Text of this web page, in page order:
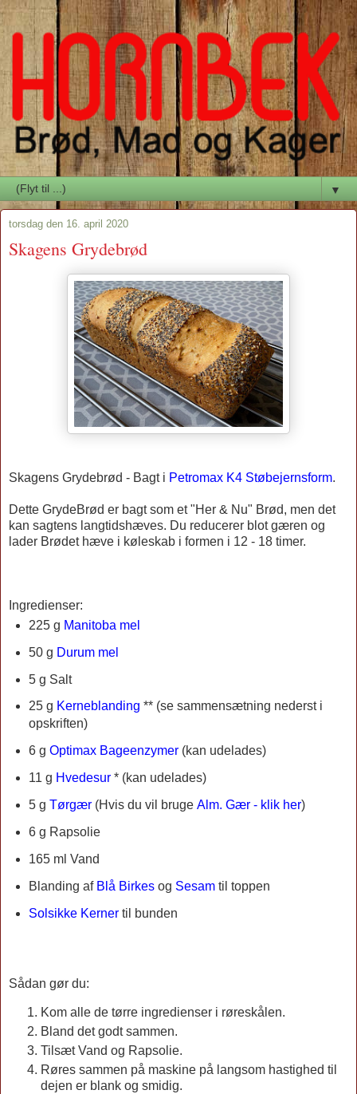
▼
torsdag den 16. april 2020
Skagens Grydebrød
Skagens Grydebrød - Bagt i Petromax K4 Støbejernsform.
Dette GrydeBrød er bagt som et "Her & Nu" Brød, men det
kan sagtens langtidshæves. Du reducerer blot gæren og
lader Brødet hæve i køleskab i formen i 12 - 18 timer.
Ingredienser:
225 g Manitoba mel
50 g Durum mel
5 g Salt
25 g Kerneblanding ** (se sammensætning nederst i
opskriften)
6 g Optimax Bageenzymer(kan udelades)
11 g Hvedesur* (kan udelades)
5 g Tørgær(Hvis du vil bruge Alm. Gær - klik her)
6 g Rapsolie
165 ml Vand
Blanding af Blå Birkesog Sesamtil toppen
Solsikke Kernertil bunden
Sådan gør du:
Kom alle de tørre ingredienser i røreskålen.
Bland det godt sammen.
Tilsæt Vand og Rapsolie.
Røres sammen på maskine på langsom hastighed til
dejen er blank og smidig.